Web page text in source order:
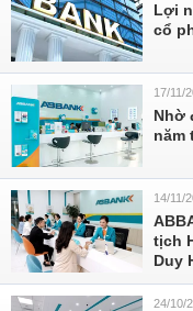
Lợi
cổ
17/11/
Nhờ
năm
14/11/
tịch
Duy
24/10/